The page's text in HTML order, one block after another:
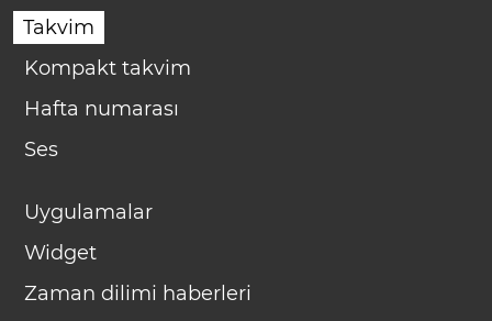
Takvim
Kompakt takvim
Hafta numarası
Ses
Uygulamalar
Widget
Zaman dilimi haberleri